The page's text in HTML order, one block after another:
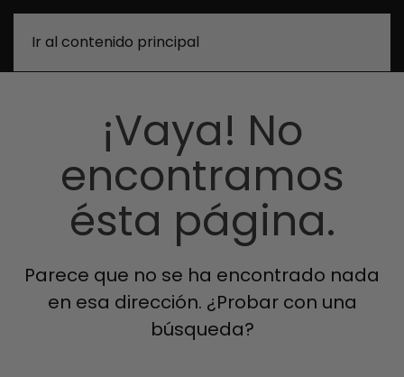
Ir al contenido principal
¡Vaya! No
encontramos
ésta página.
Parece que no se ha encontrado nada
en esa dirección. ¿Probar con una
búsqueda?